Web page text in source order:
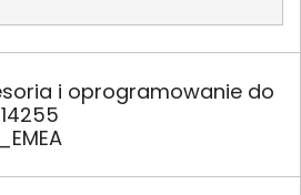
i oprogramowanie do